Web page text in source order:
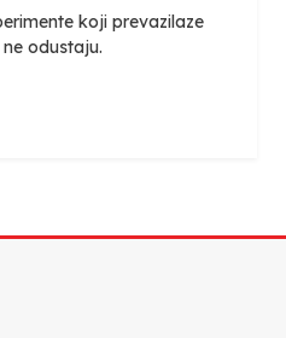
koji prevazilaze
odustaju.